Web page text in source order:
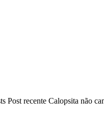
Post recente Calopsita não